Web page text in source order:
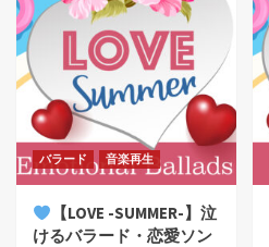
バラード 音楽再生
【LOVE -SUMMER-】泣
けるバラード・恋愛ソン